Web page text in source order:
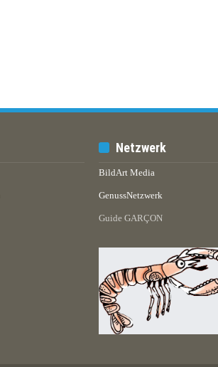
Netzwerk
BildArt Media
GenussNetzwerk
Guide GARÇON